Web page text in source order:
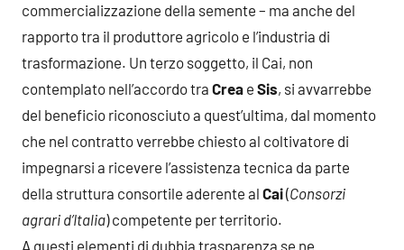
commercializzazione della semente – ma anche del
rapporto tra il produttore agricolo e l’industria di
trasformazione. Un terzo soggetto, il Cai, non
contemplato nell’accordo tra Crea e Sis, si avvarrebbe
del beneficio riconosciuto a quest’ultima, dal momento
che nel contratto verrebbe chiesto al coltivatore di
impegnarsi a ricevere l’assistenza tecnica da parte
della struttura consortile aderente al Cai(Consorzi
agrari d’Italia) competente per territorio.
A questi elementi di dubbia trasparenza se ne